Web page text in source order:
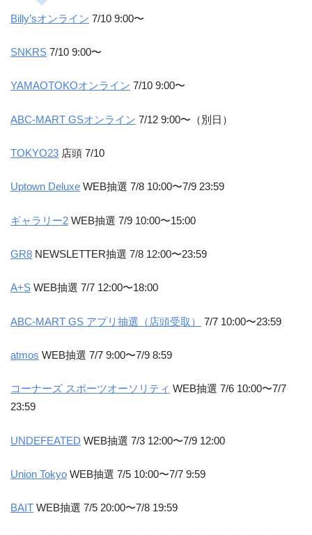
Billy’sオンライン 7/10 9:00〜
SNKRS 7/10 9:00〜
YAMAOTOKOオンライン 7/10 9:00〜
ABC-MART GSオンライン 7/12 9:00〜（別日）
TOKYO23 店頭 7/10
Uptown Deluxe WEB抽選 7/8 10:00〜7/9 23:59
ギャラリー2 WEB抽選 7/9 10:00〜15:00
GR8 NEWSLETTER抽選 7/8 12:00〜23:59
A+S WEB抽選 7/7 12:00〜18:00
ABC-MART GS アプリ抽選（店頭受取） 7/7 10:00〜23:59
atmos WEB抽選 7/7 9:00〜7/9 8:59
コーナーズ スポーツオーソリティ WEB抽選 7/6 10:00〜7/7
23:59
UNDEFEATED WEB抽選 7/3 12:00〜7/9 12:00
Union Tokyo WEB抽選 7/5 10:00〜7/7 9:59
BAIT WEB抽選 7/5 20:00〜7/8 19:59